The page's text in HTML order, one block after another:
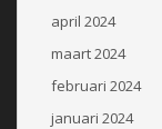
april 2024
maart 2024
februari 2024
januari 2024